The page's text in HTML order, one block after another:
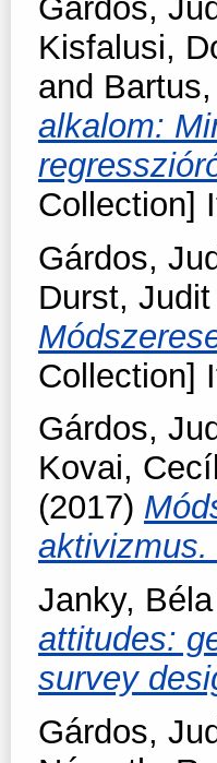
Gárdos,
Kisfalusi,
and
alkalom:
Collection]
Gárdos,
Durst, Judit
Collection]
Gárdos,
Kovai,
(2017)
aktivizmus.
Janky, Béla
attitudes:
survey
Gárdos,